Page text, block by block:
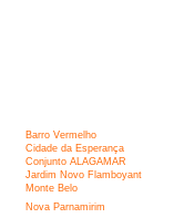
Barro Vermelho
Cidade da Esperança
Conjunto ALAGAMAR
Jardim Novo Flamboyant
Monte Belo
Nova Parnamirim